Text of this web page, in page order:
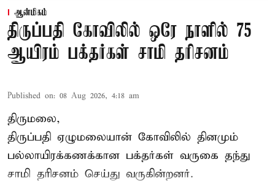
ஆன்மிகம்
திருப்பதி கோவிலில் ஒரே நாளில் 75
ஆயிரம் பக்தர்கள் சாமி தரிசனம்
Published on: 08 Aug 2026, 4:18 am
திருமலை,
திருப்பதி ஏழுமலையான் கோவிலில் தினமும்
பல்லாயிரக்கணக்கான பக்தர்கள் வருகை தந்து
சாமி தரிசனம் செய்து வருகின்றனர்.